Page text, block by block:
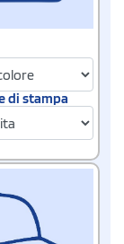
di stampa